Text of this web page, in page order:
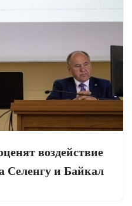
воздействие
и Байкал